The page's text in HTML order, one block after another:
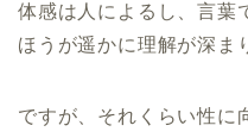
体感は人によるし、言葉
ほうが遥かに理解が深ま
ですが、それくらい性に